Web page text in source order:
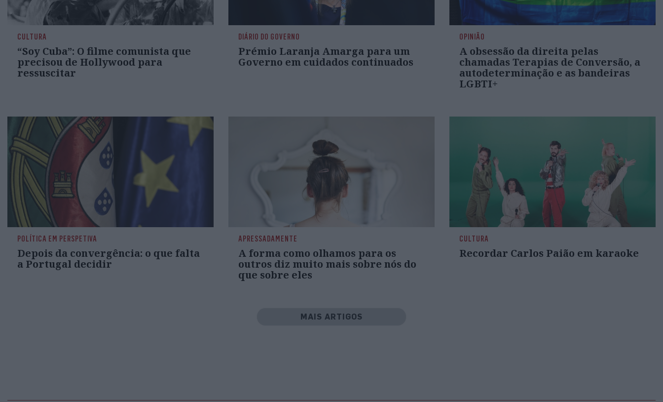
CULTURA
“Soy Cuba”: O filme comunista que
precisou de Hollywood para
ressuscitar
DIÁRIO DO GOVERNO
Prémio Laranja Amarga para um
Governo em cuidados continuados
OPINIÃO
A obsessão da direita pelas
chamadas Terapias de Conversão, a
autodeterminação e as bandeiras
LGBTI+
POLÍTICA EM PERSPETIVA
Depois da convergência: o que falta
a Portugal decidir
APRESSADAMENTE
A forma como olhamos para os
outros diz muito mais sobre nós do
que sobre eles
CULTURA
Recordar Carlos Paião em karaoke
MAIS ARTIGOS